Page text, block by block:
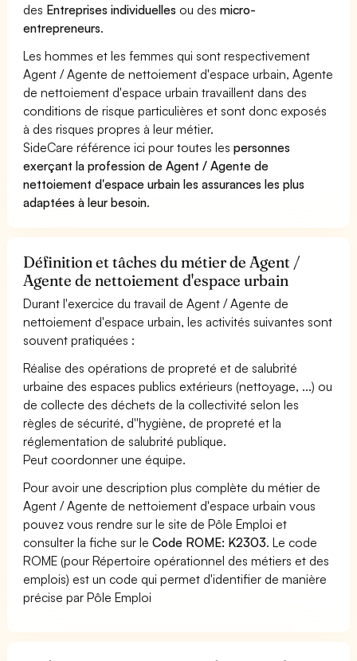
des Entreprises individuelles ou desmicro-
entrepreneurs.
Les hommes et les femmes qui sont respectivement
Agent / Agente de nettoiement d'espace urbain, Agente
de nettoiement d'espace urbain travaillent dans des
conditions de risque particulières et sont donc exposés
à des risques propres à leur métier.
SideCare référence ici pour toutes lespersonnes
exerçant la profession de Agent / Agente de
nettoiement d'espace urbain les assurances les plus
adaptées à leur besoin.
Définition et tâches du métier de Agent /
Agente de nettoiement d'espace urbain
Durant l'exercice du travail de Agent / Agente de
nettoiement d'espace urbain, les activités suivantes sont
souvent pratiquées :
Réalise des opérations de propreté et de salubrité
urbaine des espaces publics extérieurs (nettoyage, ...) ou
de collecte des déchets de la collectivité selon les
règles de sécurité, d''hygiène, de propreté et la
réglementation de salubrité publique.
Peut coordonner une équipe.
Pour avoir une description plus complète du métier de
Agent / Agente de nettoiement d'espace urbain vous
pouvez vous rendre sur le site de Pôle Emploi et
consulter la fiche sur leCode ROME: K2303. Le code
ROME (pour Répertoire opérationnel des métiers et des
emplois) est un code qui permet d'identifier de manière
précise par Pôle Emploi